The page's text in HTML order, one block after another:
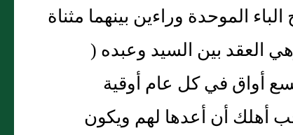
الموحدة وراءين بينهما مثناة
العقد بين السيد وعبده (
أواق في كل عام أوقية
أهلك أن أعدها لهم ويكون